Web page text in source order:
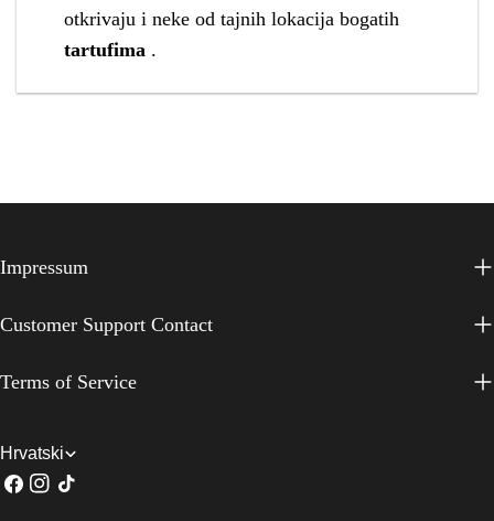
otkrivaju i neke od tajnih lokacija bogatih
tartufima .
Impressum
Customer Support Contact
Terms of Service
J
e
Hrvatski
Facebook
Instagram
TikTok